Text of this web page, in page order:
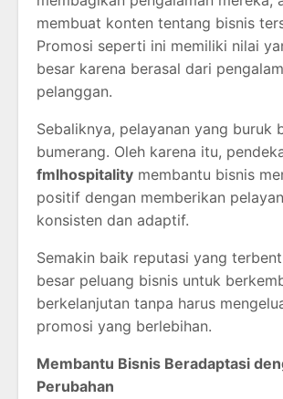
membuat konten tentang bisnis
Promosi seperti ini memiliki nilai
besar karena berasal dari
pelanggan.
Sebaliknya, pelayanan yang buruk
bumerang. Oleh karena itu,
fmlhospitality membantu bisnis
positif dengan memberikan
konsisten dan adaptif.
Semakin baik reputasi yang
besar peluang bisnis untuk
berkelanjutan tanpa harus
promosi yang berlebihan.
Membantu Bisnis Beradaptasi
Perubahan